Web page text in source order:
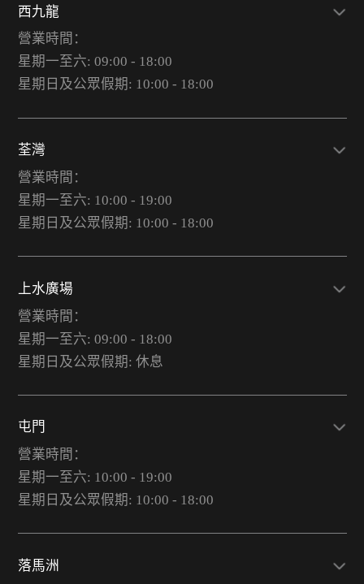
西九龍
營業時間：
星期一至六: 09:00 - 18:00
星期日及公眾假期: 10:00 - 18:00
荃灣
營業時間：
星期一至六: 10:00 - 19:00
星期日及公眾假期: 10:00 - 18:00
上水廣場
營業時間：
星期一至六: 09:00 - 18:00
星期日及公眾假期: 休息
屯門
營業時間：
星期一至六: 10:00 - 19:00
星期日及公眾假期: 10:00 - 18:00
落馬洲